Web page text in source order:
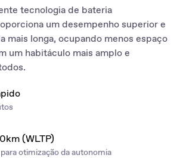
tecnologia de bateria
um desempenho superior e
mais longa, ocupando menos espaço
um habitáculo mais amplo e
(WLTP)
otimização da autonomia